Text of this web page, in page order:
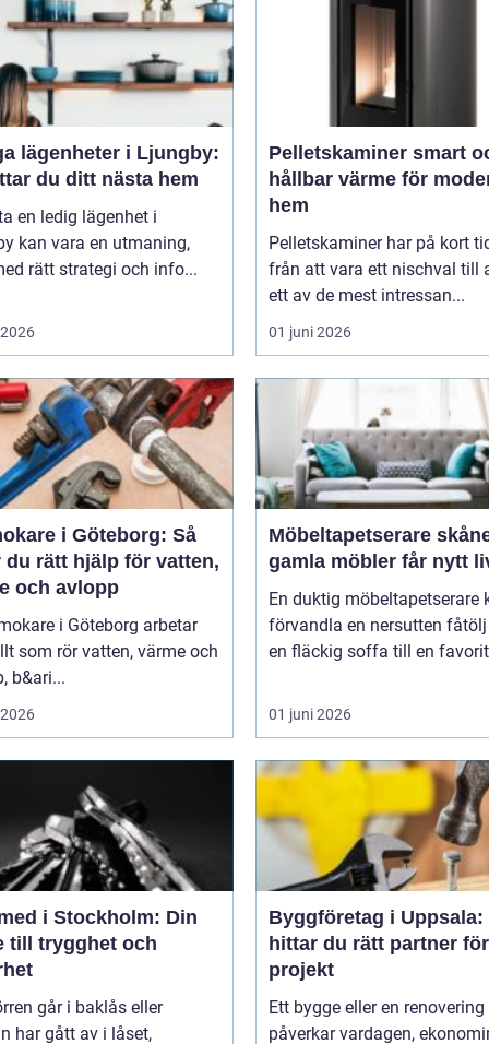
lägenheter i Ljungby:
du ditt nästa hem
en ledig lägenhet i
kan vara en utmaning,
rätt strategi och info...
Pelletskaminer smart och
hållbar värme för
hem
Pelletskaminer har på kort
från att vara ett nischval till
ett av de mest intressan...
01 juni 2026
i Göteborg: Så
du rätt hjälp för vatten,
och avlopp
i Göteborg arbetar
som rör vatten, värme och
b&ari...
Möbeltapetserare skåne
gamla möbler får nytt
En duktig möbeltapetserare
förvandla en nersutten fåtölj
en fläckig soffa till en
01 juni 2026
i Stockholm: Din
till trygghet och
går i baklås eller
har gått av i låset,
Byggföretag i Uppsala:
hittar du rätt partner
projekt
Ett bygge eller en renovering
påverkar vardagen,